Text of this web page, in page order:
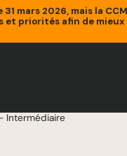
31 mars 2026, mais la
et priorités afin de
Intermédiaire